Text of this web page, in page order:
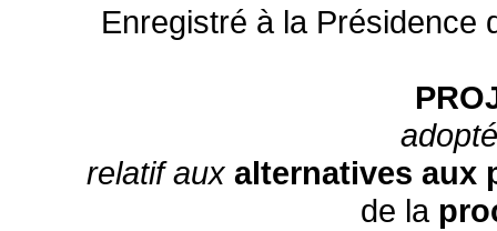
Enregistré à la Présidence
relatif aux alternatives aux
de la